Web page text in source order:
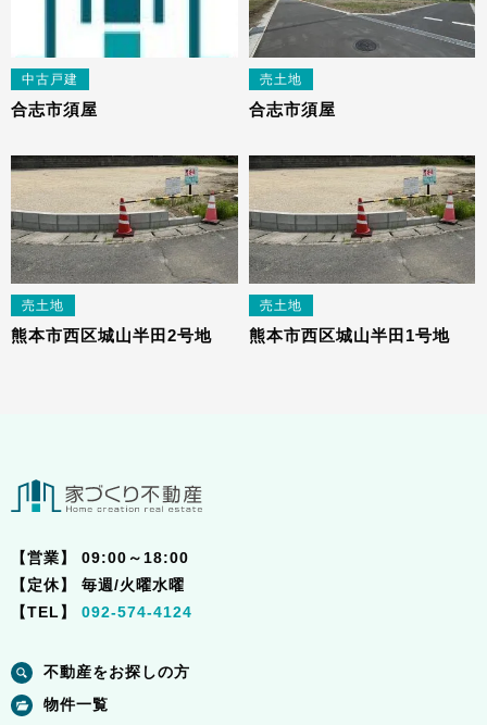
中古戸建
合志市須屋
売土地
合志市須屋
売土地
熊本市西区城山半田2号地
売土地
熊本市西区城山半田1号地
【営業】
09:00～18:00
【定休】
毎週/火曜水曜
【TEL】
092-574-4124
不動産をお探しの方
物件一覧